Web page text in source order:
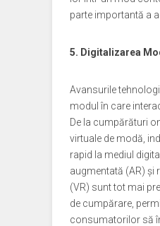
parte importantă a
5. Digitalizarea
Avansurile
modul în care
De la cumpărături
virtuale de modă,
rapid la mediul
augmentată (AR) și
(VR) sunt tot mai
de cumpărare,
consumatorilor să